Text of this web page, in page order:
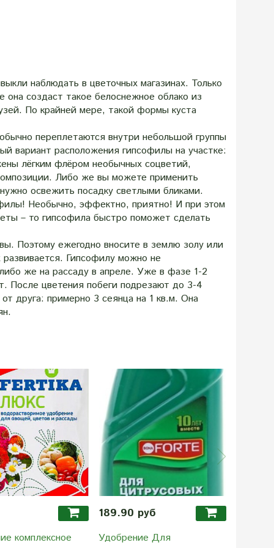
наблюдать в цветочных магазинах. Только
создаст такое белоснежное облако из
По крайней мере, такой формы куста
переплетаются внутри небольшой группы
вариант расположения гипсофилы на участке:
лёгким флёром необычных соцветий,
Либо же вы можете применить
освежить посадку светлыми бликами.
Необычно, эффектно, приятно! И при этом
– то гипсофила быстро поможет сделать
Поэтому ежегодно вносите в землю золу или
Гипсофилу можно не
же на рассаду в апреле. Уже в фазе 1-2
После цветения побеги подрезают до 3-4
друга: примерно 3 сеянца на 1 кв.м. Она
комплексное
189.90 руб
Удобрение Для